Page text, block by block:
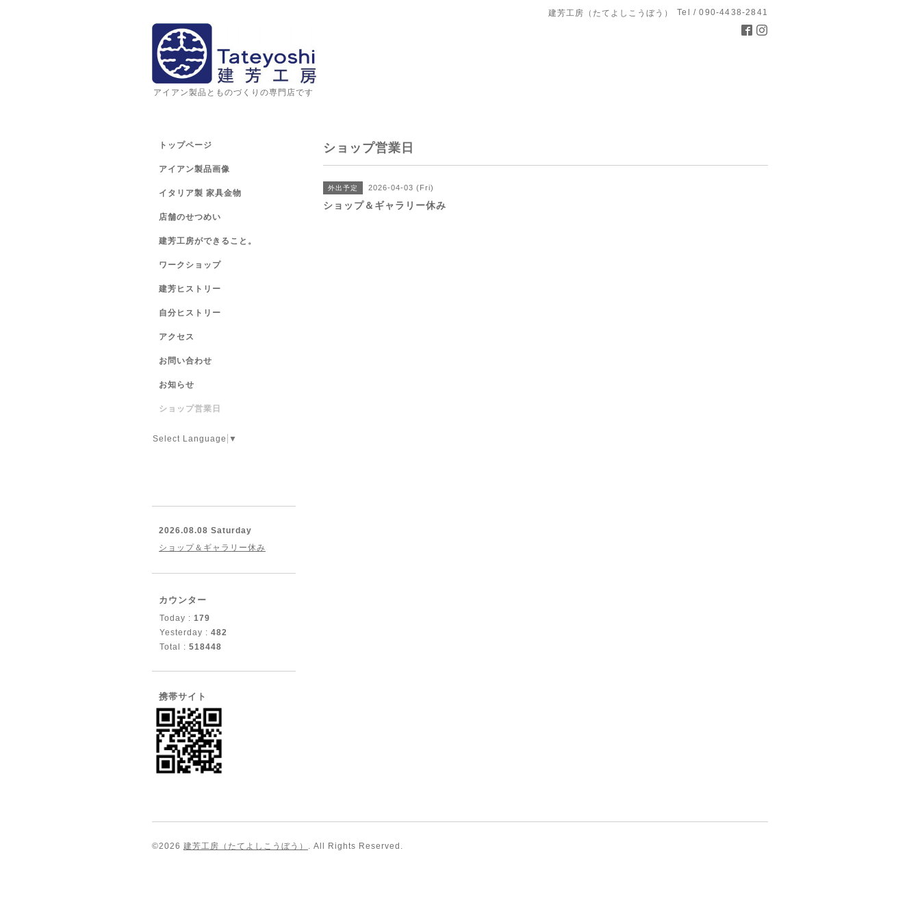
建芳工房（たてよしこうぼう） Tel / 090-4438-2841
アイアン製品とものづくりの専門店です
ショップ営業日
外出予定 2026-04-03 (Fri)
ショップ＆ギャラリー休み
トップページ
アイアン製品画像
イタリア製 家具金物
店舗のせつめい
建芳工房ができること。
ワークショップ
建芳ヒストリー
自分ヒストリー
アクセス
お問い合わせ
お知らせ
ショップ営業日
Select Language ▼
2026.08.08 Saturday
ショップ＆ギャラリー休み
カウンター
Today : 179
Yesterday : 482
Total : 518448
携帯サイト
©2026 建芳工房（たてよしこうぼう） . All Rights Reserved.